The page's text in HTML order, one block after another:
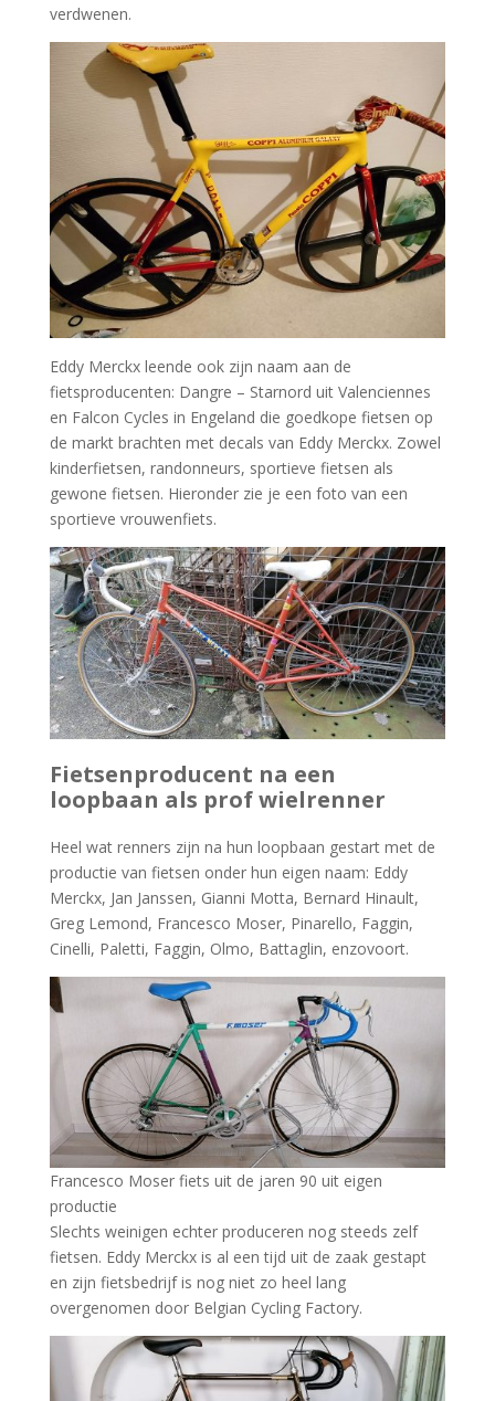
verdwenen.
Eddy Merckx leende ook zijn naam aan de
fietsproducenten: Dangre – Starnord uit Valenciennes
en Falcon Cycles in Engeland die goedkope fietsen op
de markt brachten met decals van Eddy Merckx. Zowel
kinderfietsen, randonneurs, sportieve fietsen als
gewone fietsen. Hieronder zie je een foto van een
sportieve vrouwenfiets.
Fietsenproducent na een
loopbaan als prof wielrenner
Heel wat renners zijn na hun loopbaan gestart met de
productie van fietsen onder hun eigen naam: Eddy
Merckx, Jan Janssen, Gianni Motta, Bernard Hinault,
Greg Lemond, Francesco Moser, Pinarello, Faggin,
Cinelli, Paletti, Faggin, Olmo, Battaglin, enzovoort.
Francesco Moser fiets uit de jaren 90 uit eigen
productie
Slechts weinigen echter produceren nog steeds zelf
fietsen. Eddy Merckx is al een tijd uit de zaak gestapt
en zijn fietsbedrijf is nog niet zo heel lang
overgenomen door Belgian Cycling Factory.